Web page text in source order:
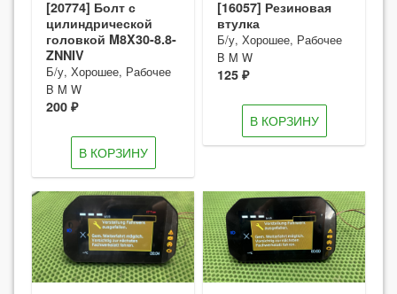
[20774] Болт с
цилиндрической
головкой M8X30-8.8-
ZNNIV
Б/у, Хорошее, Рабочее
B M W
200 ₽
В КОРЗИНУ
[16057] Резиновая
втулка
Б/у, Хорошее, Рабочее
B M W
125 ₽
В КОРЗИНУ